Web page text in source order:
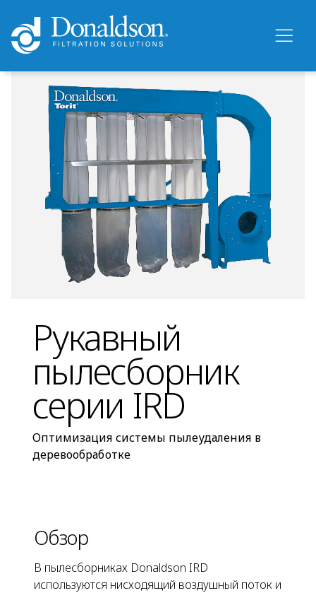
Рукавный
пылесборник
серии IRD
Оптимизация системы пылеудаления в
деревообработке
Обзор
В пылесборниках Donaldson IRD
используются нисходящий воздушный поток и